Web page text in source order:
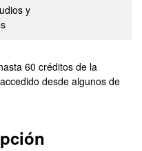
y
60 créditos de la
desde algunos de